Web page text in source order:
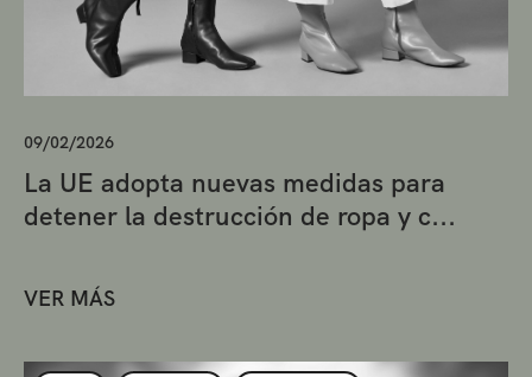
09/02/2026
La UE adopta nuevas medidas para
detener la destrucción de ropa y c...
VER MÁS